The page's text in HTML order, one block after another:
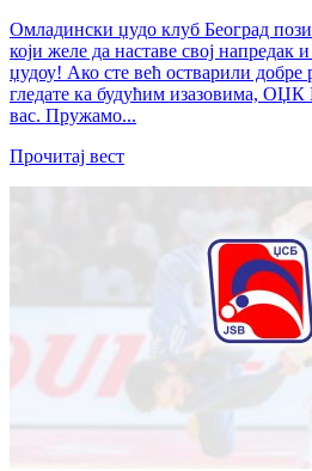
Омладински џудо клуб Београд
који желе да наставе свој напредак
џудоу! Ако сте већ остварили добре
гледате ка будућим изазовима, ОЏК
вас. Пружамо...
Прочитај вест